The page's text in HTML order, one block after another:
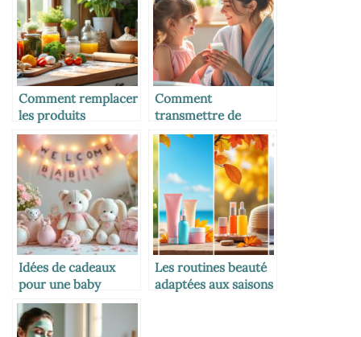
Comment remplacer
les produits
industriels par du
fait-maison
Comment
transmettre de
bonnes habitudes
beauté à sa fille
Idées de cadeaux
pour une baby
shower réussie
Les routines beauté
adaptées aux saisons